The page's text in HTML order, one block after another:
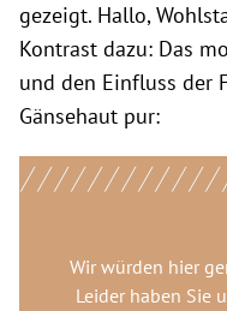
gezeigt. Hallo,
Kontrast dazu: Das
und den Einfluss der
Gänsehaut pur:
Wir würden hier
Leider haben Sie